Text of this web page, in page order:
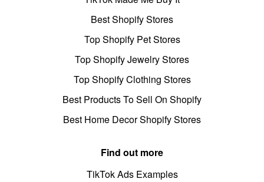
Best Shopify Stores
Top Shopify Pet Stores
Top Shopify Jewelry Stores
Top Shopify Clothing Stores
Best Products To Sell On Shopify
Best Home Decor Shopify Stores
Find out more
TikTok Ads Examples